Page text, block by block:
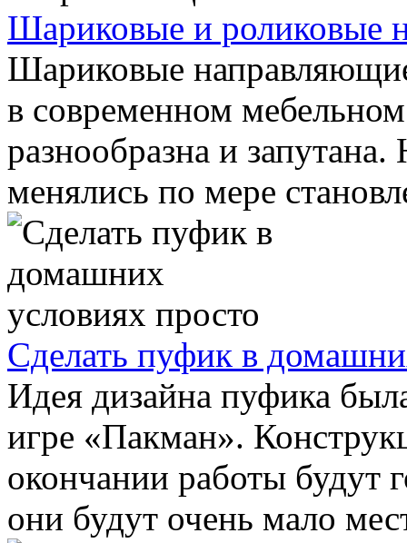
Шариковые и роликовые
Шариковые
в современном
разнообразна и
менялись по мере
Сделать пуфик в
Идея дизайна пуфика
игре «Пакман».
окончании работы будут
они будут очень мало